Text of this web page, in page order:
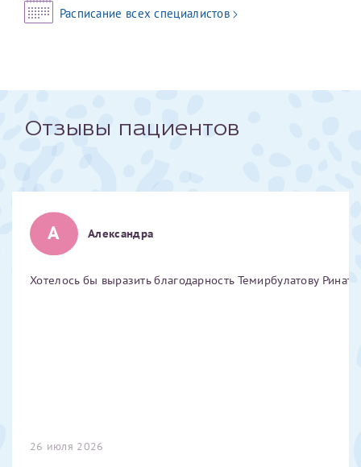
Расписание всех специалистов
Отзывы пациентов
А Александра
Хотелось бы выразить благодарность Темирбулатову
26 июля 2026
Фамилия*
Отчество*
налогоплательщик, тот, кто будет получать вычет - ФИО
налогоплательщика